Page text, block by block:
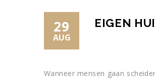
29
AUG
EIGEN
Wanneer mensen gaan